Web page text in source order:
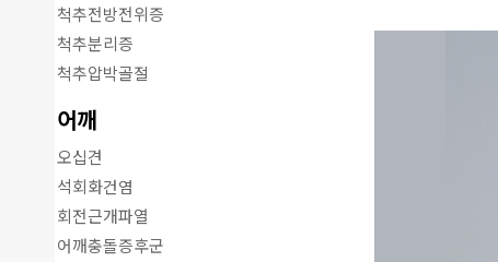
척추전방전위증
척추분리증
척추압박골절
어깨
오십견
석회화건염
회전근개파열
어깨충돌증후군